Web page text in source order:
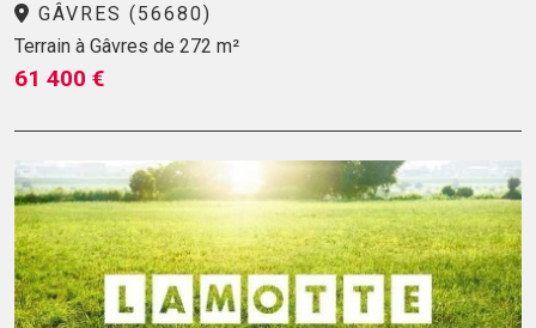
GÂVRES (56680)
Terrain à Gâvres de 272 m²
61 400 €